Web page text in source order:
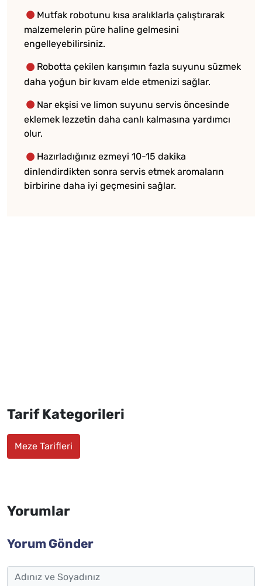
Mutfak robotunu kısa aralıklarla çalıştırarak
malzemelerin püre haline gelmesini
engelleyebilirsiniz.
Robotta çekilen karışımın fazla suyunu süzmek
daha yoğun bir kıvam elde etmenizi sağlar.
Nar ekşisi ve limon suyunu servis öncesinde
eklemek lezzetin daha canlı kalmasına yardımcı
olur.
Hazırladığınız ezmeyi 10-15 dakika
dinlendirdikten sonra servis etmek aromaların
birbirine daha iyi geçmesini sağlar.
Tarif Kategorileri
Meze Tarifleri
Yorumlar
Yorum Gönder